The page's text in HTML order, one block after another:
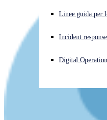
Open language switcher
Linee guida per
Incident response
Digital